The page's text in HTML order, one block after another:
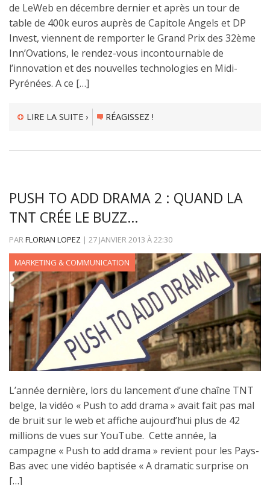
de LeWeb en décembre dernier et après un tour de
table de 400k euros auprès de Capitole Angels et DP
Invest, viennent de remporter le Grand Prix des 32ème
Inn’Ovations, le rendez-vous incontournable de
l’innovation et des nouvelles technologies en Midi-
Pyrénées. A ce […]
LIRE LA SUITE › RÉAGISSEZ !
PUSH TO ADD DRAMA 2 : QUAND LA
TNT CRÉE LE BUZZ…
PAR FLORIAN LOPEZ | 27 JANVIER 2013 À 22:30
MARKETING & COMMUNICATION
L’année dernière, lors du lancement d’une chaîne TNT
belge, la vidéo « Push to add drama » avait fait pas mal
de bruit sur le web et affiche aujourd’hui plus de 42
millions de vues sur YouTube. Cette année, la
campagne « Push to add drama » revient pour les Pays-
Bas avec une vidéo baptisée « A dramatic surprise on
[…]